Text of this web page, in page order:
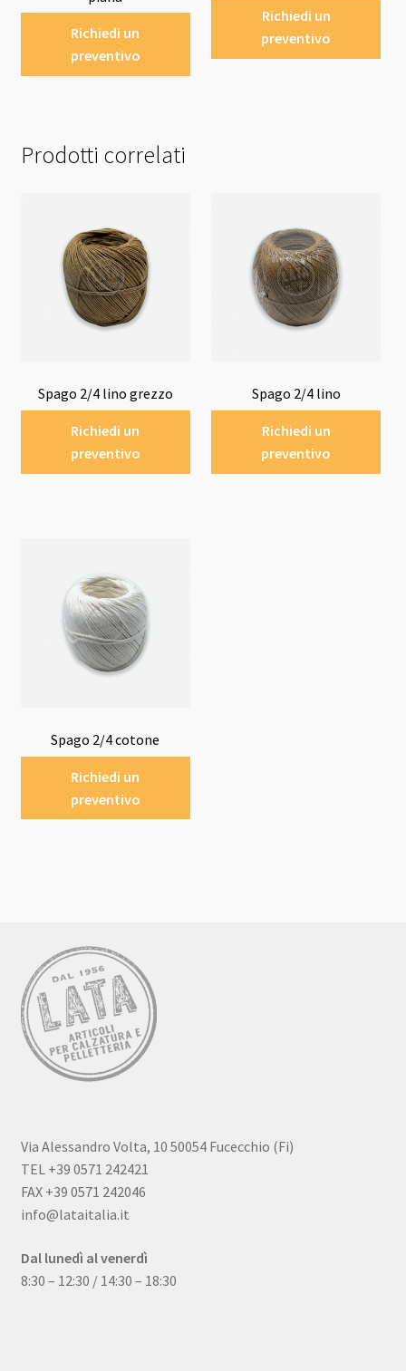
Richiedi un
preventivo
Richiedi un
preventivo
Prodotti correlati
Spago 2/4 lino grezzo
Richiedi un
preventivo
Spago 2/4 lino
Richiedi un
preventivo
Spago 2/4 cotone
Richiedi un
preventivo
Via Alessandro Volta, 10 50054 Fucecchio (Fi)
TEL +39 0571 242421
FAX +39 0571 242046
info@lataitalia.it
Dal lunedì al venerdì
8:30 – 12:30 / 14:30 – 18:30